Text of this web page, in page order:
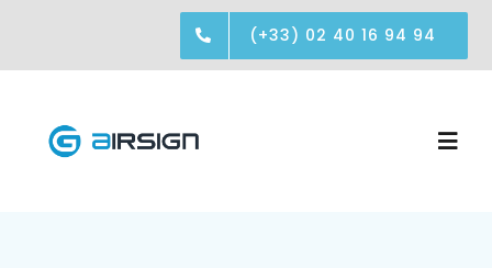
contenu
(+33) 02 40 16 94 94